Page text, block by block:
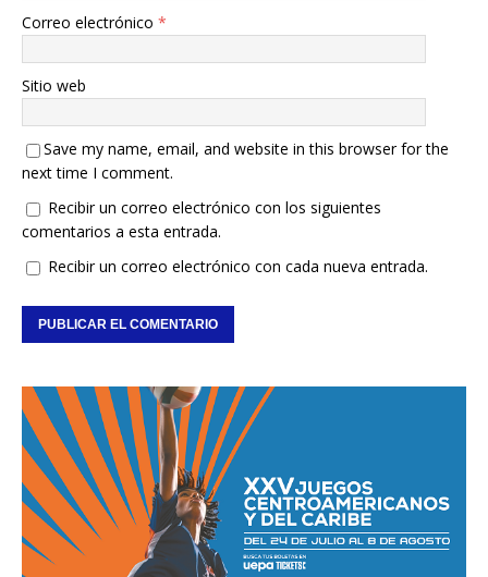
Correo electrónico *
Sitio web
Save my name, email, and website in this browser for the
next time I comment.
Recibir un correo electrónico con los siguientes
comentarios a esta entrada.
Recibir un correo electrónico con cada nueva entrada.